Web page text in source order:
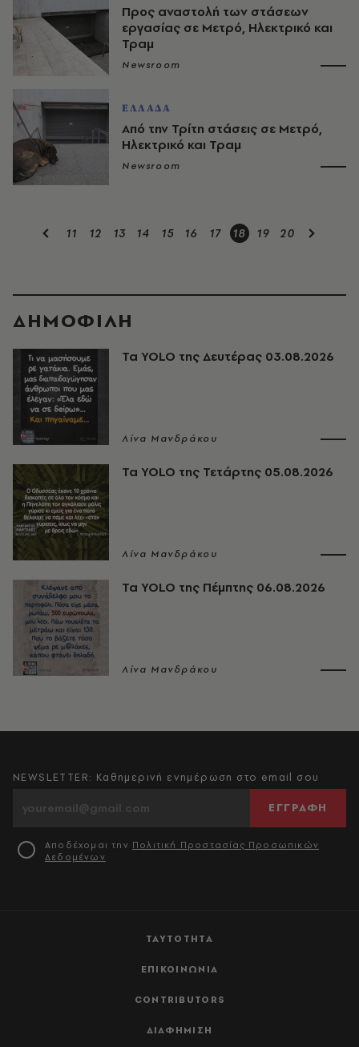
Προς αναστολή των στάσεων
εργασίας σε Μετρό, Ηλεκτρικό και
Τραμ
Newsroom
ΕΛΛΑΔΑ
Από την Τρίτη στάσεις σε Μετρό,
Ηλεκτρικό και Τραμ
Newsroom
11 12 13 14 15 16 17 18 19 20
ΔΗΜΟΦΙΛΗ
Τα YOLO της Δευτέρας 03.08.2026
Λίνα Μανδράκου
Τα YOLO της Τετάρτης 05.08.2026
Λίνα Μανδράκου
Τα YOLO της Πέμπτης 06.08.2026
Λίνα Μανδράκου
ΤΑΥΤΟΤΗΤΑ
ΕΠΙΚΟΙΝΩΝΙΑ
CONTRIBUTORS
ΔΙΑΦΗΜΙΣΗ
NEWSLETTER: Καθημερινή ενημέρωση στο email σου
ΕΓΓΡΑΦΗ
Αποδέχομαι την Πολιτική Προστασίας Προσωπικών
Δεδομένων